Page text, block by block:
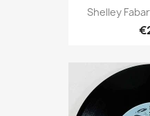
Shelley